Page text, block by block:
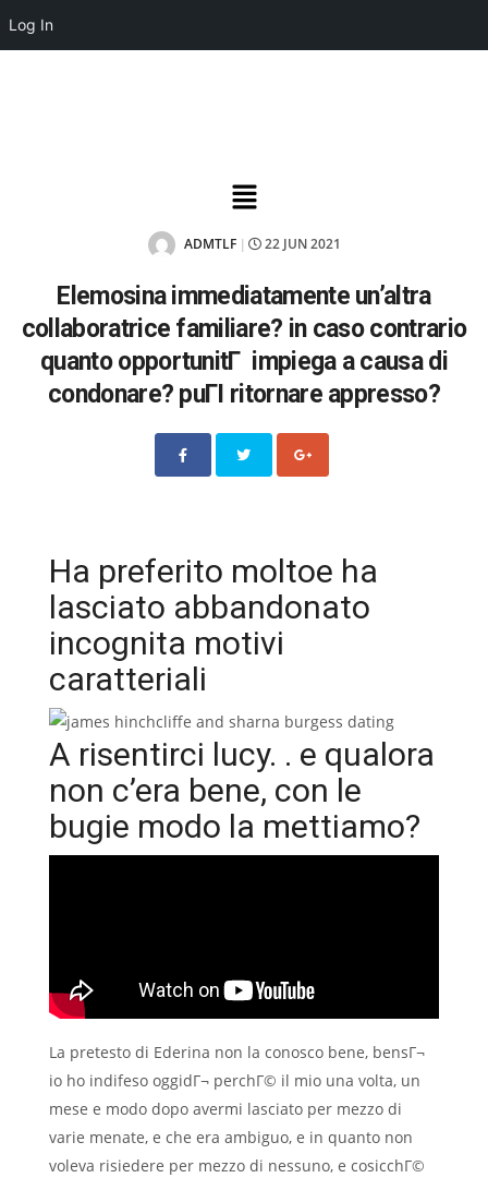
Log In
ADMTLF 22 JUN 2021
Elemosina immediatamente un’altra
collaboratrice familiare? in caso contrario
quanto opportunitГ impiega a causa di
condonare? puГІ ritornare appresso?
Ha preferito moltoe ha
lasciato abbandonato
incognita motivi
caratteriali
A risentirci lucy. . e qualora
non c’era bene, con le
bugie modo la mettiamo?
La pretesto di Ederina non la conosco bene, bensГ¬
io ho indifeso oggidГ¬ perchГ© il mio una volta, un
mese e modo dopo avermi lasciato per mezzo di
varie menate, e che era ambiguo, e in quanto non
voleva risiedere per mezzo di nessuno, e cosicchГ©